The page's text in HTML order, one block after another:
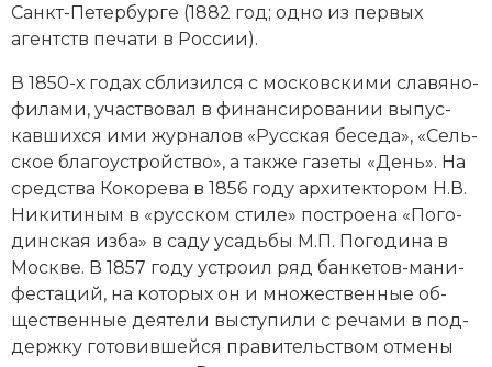
Санкт-Пе­тер­бур­ге (1882 год; од­но из пер­вых
агентств пе­ча­ти в Рос­сии).
В 1850-х годах сбли­зил­ся с московскими сла­вя­но­
фи­ла­ми, уча­ст­во­вал в фи­нан­си­ро­ва­нии вы­пус­
кав­ших­ся ими жур­на­лов «Рус­ская бе­се­да», «Сель­
ское бла­го­ус­т­рой­ст­во», а так­же газеты «День». На
сред­ст­ва Кокорева в 1856 году архитектором Н.В.
Ни­ки­ти­ным в «рус­ском сти­ле» по­строе­на «По­го­
дин­ская из­ба» в са­ду усадь­бы М.П. По­го­ди­на в
Мо­ск­ве. В 1857 году уст­ро­ил ряд бан­ке­тов-ма­ни­
фе­ста­ций, на ко­то­рых он и множественные об­
щественные дея­те­ли вы­сту­пи­ли с ре­ча­ми в под­
держ­ку го­то­вив­шей­ся пра­ви­тель­ст­вом от­ме­ны